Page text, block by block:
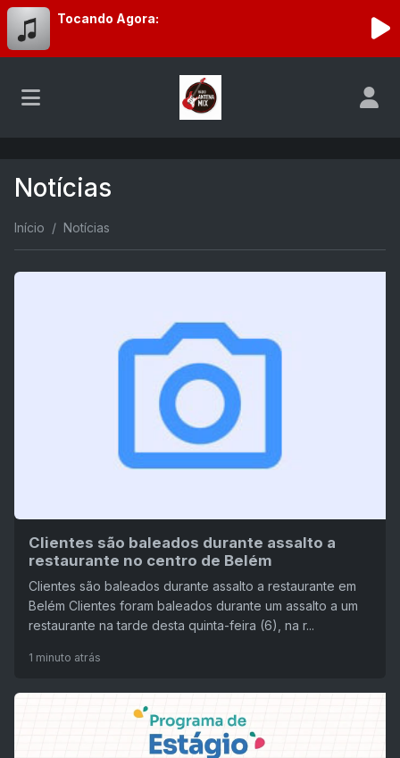
Tocando Agora:
Notícias
Início Notícias
Clientes são baleados durante assalto a
restaurante no centro de Belém
Clientes são baleados durante assalto a restaurante em
Belém Clientes foram baleados durante um assalto a um
restaurante na tarde desta quinta-feira (6), na r...
1 minuto atrás